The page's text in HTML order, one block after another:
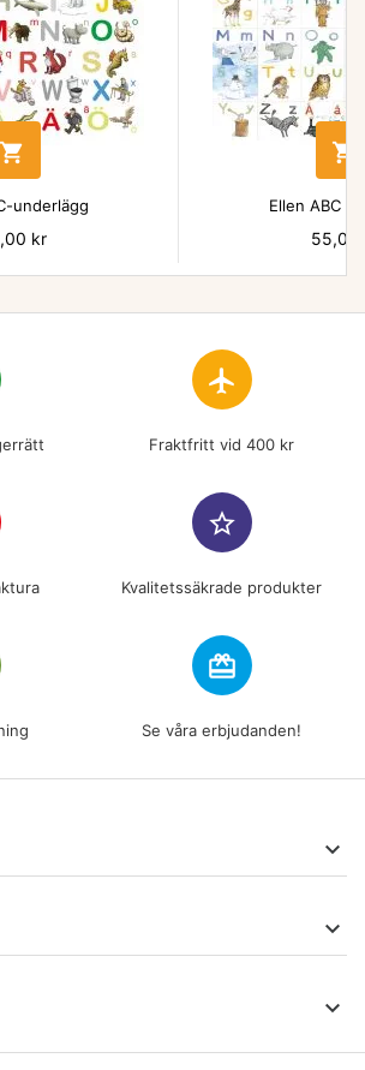

underlägg
kr

Ellen ABC
Pris
55,00
flight
Fraktfritt vid 400 kr
star_border
Kvalitetssäkrade produkter
redeem
Se våra erbjudanden!


